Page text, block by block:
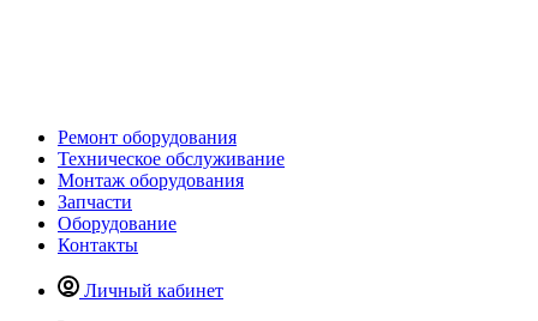
Ремонт оборудования
Техническое обслуживание
Монтаж оборудования
Запчасти
Оборудование
Контакты
Личный кабинет